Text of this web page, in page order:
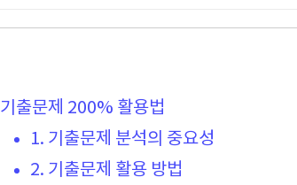
기출문제 200% 활용법
1. 기출문제 분석의 중요성
2. 기출문제 활용 방법